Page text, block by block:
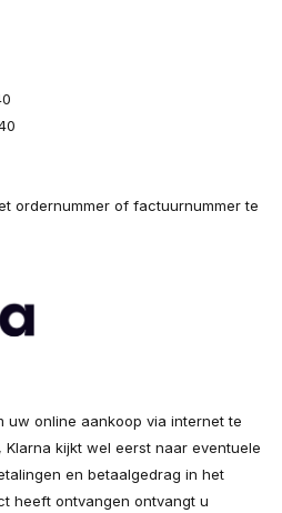
ordernummer of factuurnummer te
uw online aankoop via internet te
kijkt wel eerst naar eventuele
en betaalgedrag in het
heeft ontvangen ontvangt u